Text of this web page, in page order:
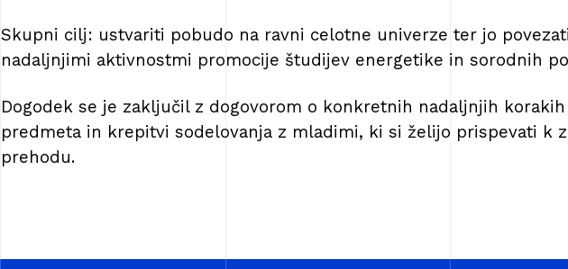
Skupni cilj: ustvariti pobudo na ravni celotne univerze ter jo
nadaljnjimi aktivnostmi promocije študijev energetike in sorodnih
Dogodek se je zaključil z dogovorom o konkretnih nadaljnjih
predmeta in krepitvi sodelovanja z mladimi, ki si želijo prispevati k
prehodu.